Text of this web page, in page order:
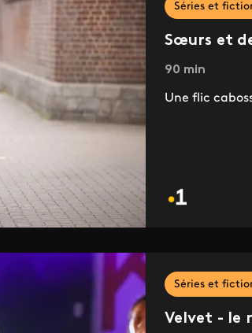
Séries et
Sœurs et
90 min
Une flic
Séries et
Velvet - le